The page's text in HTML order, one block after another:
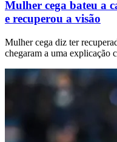
Mulher cega bateu a
e recuperou a visão
Mulher cega diz ter
chegaram a uma explicação